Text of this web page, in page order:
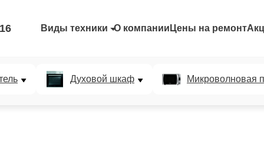
Виды техники О компании Цены на ремонт
Духовой шкаф Микроволновая